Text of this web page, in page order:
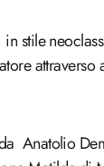
in stile
attraverso
Anatolio